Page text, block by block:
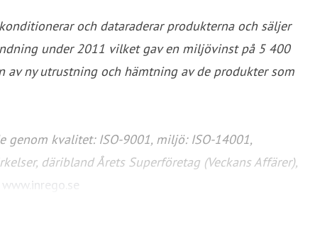
och dataraderar produkterna och säljer
under 2011 vilket gav en miljövinst på 5 400
ny utrustning och hämtning av de produkter som
kvalitet: ISO-9001, miljö: ISO-14001,
däribland Årets Superföretag (Veckans Affärer),
www.inrego.se